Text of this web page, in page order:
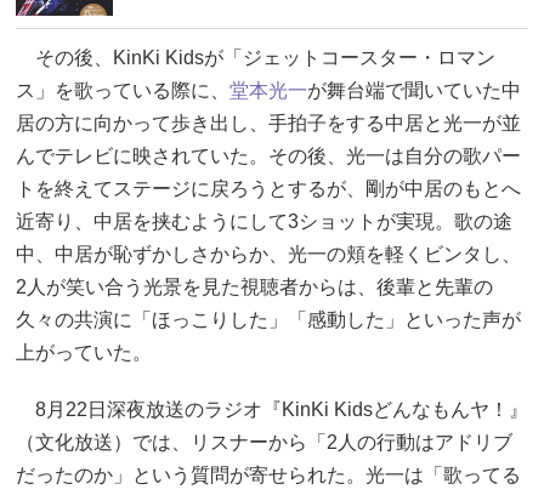
その後、KinKi Kidsが「ジェットコースター・ロマン
ス」を歌っている際に、 堂本光一が舞台端で聞いていた中
居の方に向かって歩き出し、手拍子をする中居と光一が並
んでテレビに映されていた。その後、光一は自分の歌パー
トを終えてステージに戻ろうとするが、剛が中居のもとへ
近寄り、中居を挟むようにして3ショットが実現。歌の途
中、中居が恥ずかしさからか、光一の頬を軽くビンタし、
2人が笑い合う光景を見た視聴者からは、後輩と先輩の
久々の共演に「ほっこりした」「感動した」といった声が
上がっていた。
8月22日深夜放送のラジオ『KinKi Kidsどんなもんヤ！』
（文化放送）では、リスナーから「2人の行動はアドリブ
だったのか」という質問が寄せられた。光一は「歌ってる